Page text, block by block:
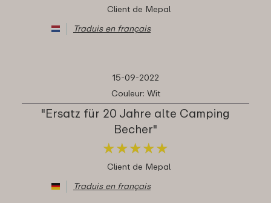
Client de Mepal
Traduis en français
15-09-2022
Couleur: Wit
"Ersatz für 20 Jahre alte Camping
Becher"
★★★★★
★★★★★
Client de Mepal
Traduis en français